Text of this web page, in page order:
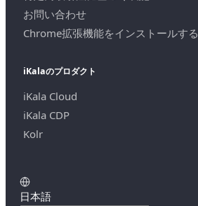
お問い合わせ
Chrome拡張機能をインストールする
iKalaのプロダクト
iKala Cloud
iKala CDP
Kolr
日本語